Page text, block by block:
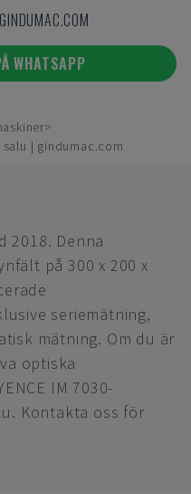
WHATSAPP
salu | gindumac.com
2018. Denna
på 300 x 200 x
seriemätning,
mätning. Om du är
optiska
IM 7030-
Kontakta oss för